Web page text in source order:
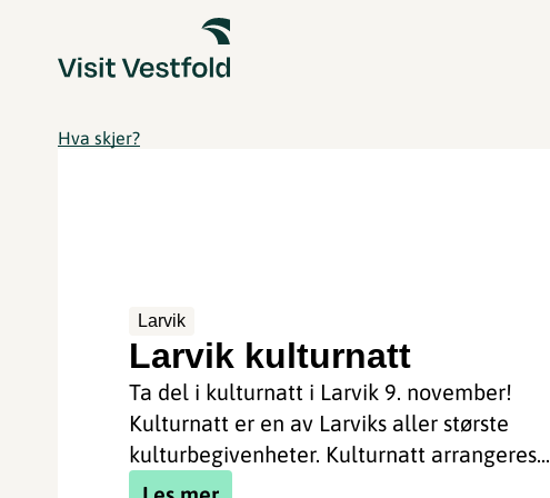
Hva skjer?
Larvik
Larvik kulturnatt
Ta del i kulturnatt i Larvik 9. november!
Kulturnatt er en av Larviks aller største
kulturbegivenheter. Kulturnatt arrangeres...